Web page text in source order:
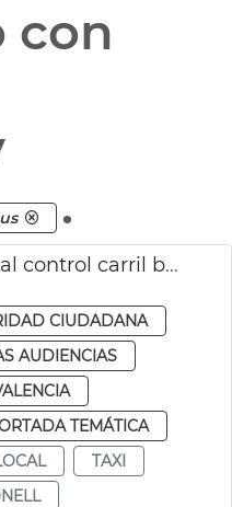
con
.
Campaña Policía Local control carril bus taxi
CIUDADANA
AUDIENCIAS
TEMÁTICA
TAXI